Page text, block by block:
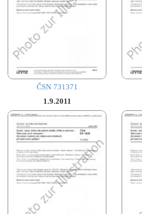
ČSN 731371
1.9.2011